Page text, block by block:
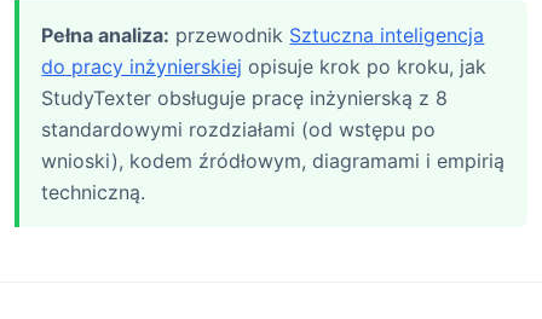
Pełna analiza: przewodnik Sztuczna inteligencja
do pracy inżynierskiej opisuje krok po kroku, jak
StudyTexter obsługuje pracę inżynierską z 8
standardowymi rozdziałami (od wstępu po
wnioski), kodem źródłowym, diagramami i empirią
techniczną.